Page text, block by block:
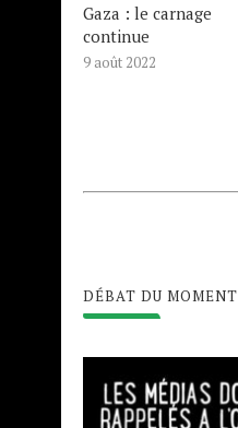
Gaza : le carnage
continue
9 août 2022
DÉBAT DU MOMENT